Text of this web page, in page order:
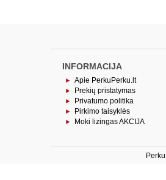
INFORMACIJA
Apie PerkuPerku.lt
Prekių pristatymas
Privatumo politika
Pirkimo taisyklės
Moki lizingas AKCIJA